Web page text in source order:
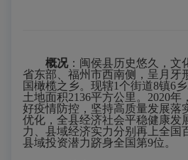
概况：闽侯县历史悠久，文
省东部、福州市西南侧，呈月牙
国橄榄之乡。现辖1个街道8镇6
土地面积2136平方公里。2020年，
好疫情防控 ， 坚持高质量发展落
优化，全县经济社会平稳健康发
力、县域经济实力分别再上全国
县域投资潜力跻身全国第9位。